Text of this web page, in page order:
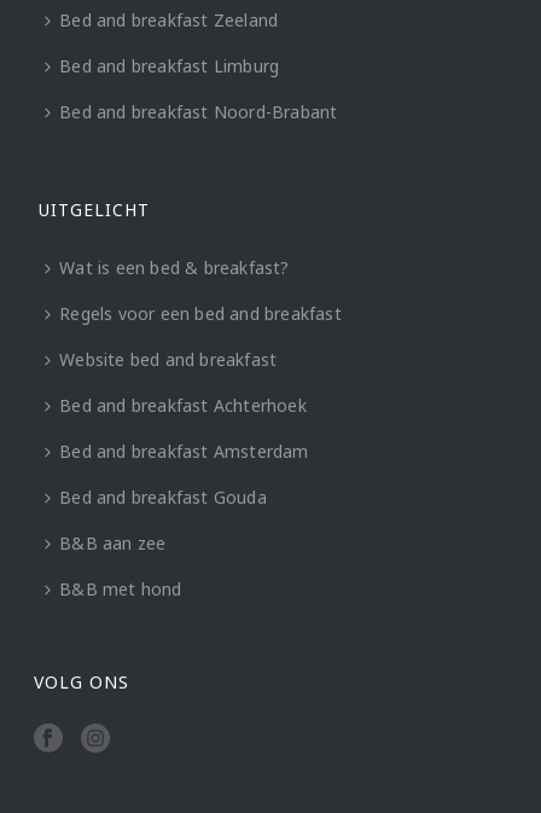
Bed and breakfast Zeeland
Bed and breakfast Limburg
Bed and breakfast Noord-Brabant
UITGELICHT
Wat is een bed & breakfast?
Regels voor een bed and breakfast
Website bed and breakfast
Bed and breakfast Achterhoek
Bed and breakfast Amsterdam
Bed and breakfast Gouda
B&B aan zee
B&B met hond
VOLG ONS